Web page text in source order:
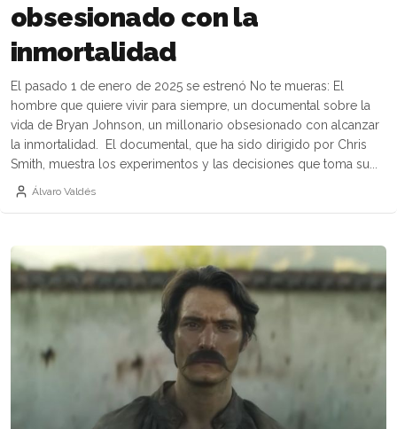
obsesionado con la
inmortalidad
El pasado 1 de enero de 2025 se estrenó No te mueras: El
hombre que quiere vivir para siempre, un documental sobre la
vida de Bryan Johnson, un millonario obsesionado con alcanzar
la inmortalidad. El documental, que ha sido dirigido por Chris
Smith, muestra los experimentos y las decisiones que toma su...
Álvaro Valdés